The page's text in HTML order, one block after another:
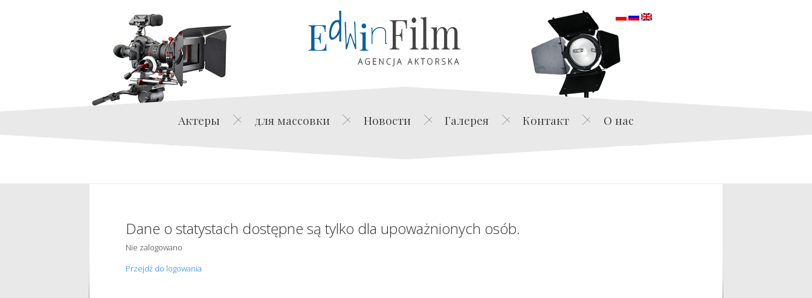
Edwin Film Agencja Aktorska
Актеры для массовки Новости Галерея Контакт О нас
Dane o statystach dostępne są tylko dla upoważnionych osób.
Nie zalogowano
Przejdź do logowania